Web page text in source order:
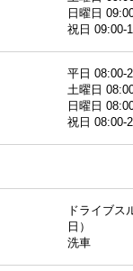
日曜日
祝日 09:00-
平日 08:00-
土曜日
日曜日
祝日 08:00-
ドライブス
洗車 営業